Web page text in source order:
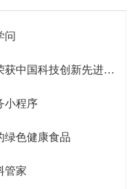
问
国科技创新先进单位
小程序
色健康食品
管家